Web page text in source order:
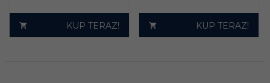
KUP TERAZ! KUP TERAZ!